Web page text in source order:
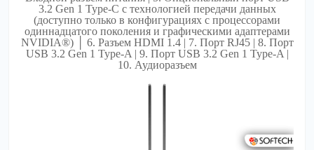
3.2 Gen 1 Type-C с технологией передачи данных
(доступно только в конфигурациях с процессорами
одиннадцатого поколения и графическими адаптерами
NVIDIA®) │ 6. Разъем HDMI 1.4 | 7. Порт RJ45 | 8. Порт
USB 3.2 Gen 1 Type-A | 9. Порт USB 3.2 Gen 1 Type-A |
10. Аудиоразъем